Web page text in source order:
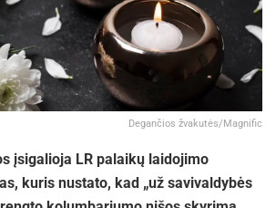
Degančios žvakutės/Magnific
įsigalioja LR palaikų laidojimo
kuris nustato, kad „už savivaldybės